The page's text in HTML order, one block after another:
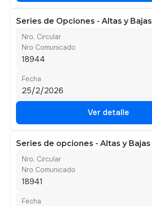
Series de Opciones - Altas y Bajas
Nro. Circular
Nro Comunicado
18944
Fecha
25/2/2026
Ver detalle
Series de opciones - Altas y Bajas
Nro. Circular
Nro Comunicado
18941
Fecha